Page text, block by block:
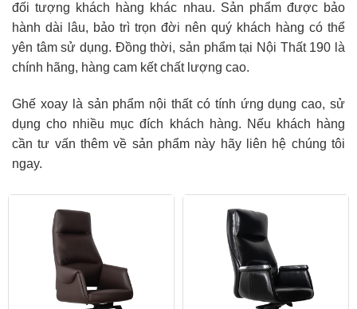
đối tượng khách hàng khác nhau. Sản phẩm được bảo
hành dài lâu, bảo trì trọn đời nên quý khách hàng có thể
yên tâm sử dụng. Đồng thời, sản phẩm tại Nội Thất 190 là
chính hãng, hàng cam kết chất lượng cao.
Ghế xoay là sản phẩm nội thất có tính ứng dụng cao, sử
dụng cho nhiều mục đích khách hàng. Nếu khách hàng
cần tư vấn thêm về sản phẩm này hãy liên hệ chúng tôi
ngay.